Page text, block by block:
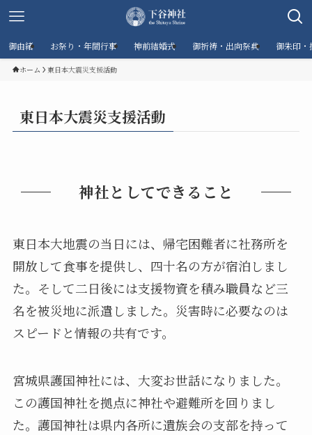
御由緒 お祭り・年間行事 神前結婚式 御祈祷・出向祭典 御朱印・
ホーム 東日本大震災支援活動
東日本大震災支援活動
神社としてできること
東日本大地震の当日には、帰宅困難者に社務所を
開放して食事を提供し、四十名の方が宿泊しまし
た。そして二日後には支援物資を積み職員など三
名を被災地に派遣しました。災害時に必要なのは
スピードと情報の共有です。
宮城県護国神社には、大変お世話になりました。
この護国神社を拠点に神社や避難所を回りまし
た。護国神社は県内各所に遺族会の支部を持って